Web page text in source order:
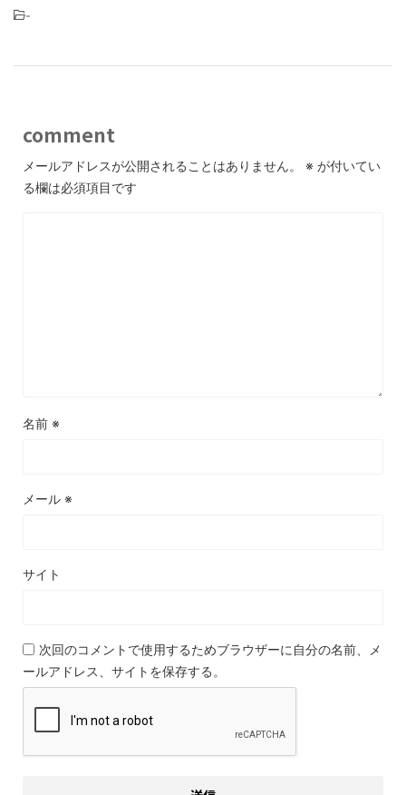
-
comment
メールアドレスが公開されることはありません。 ※ が付いてい
る欄は必須項目です
名前 ※
メール ※
サイト
次回のコメントで使用するためブラウザーに自分の名前、メ
ールアドレス、サイトを保存する。